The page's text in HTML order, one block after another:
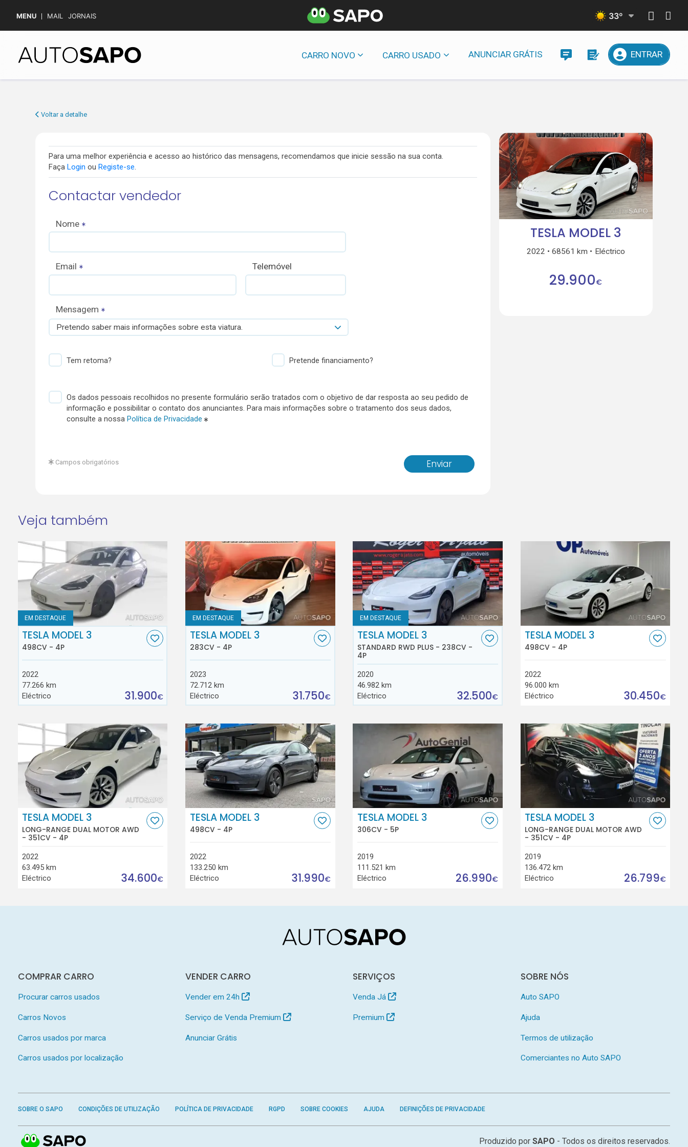
MENU MAIL JORNAIS 33º
CARRO NOVO CARRO USADO ANUNCIAR GRÁTIS ENTRAR
Voltar a detalhe
Para uma melhor experiência e acesso ao histórico das mensagens, recomendamos que inicie sessão na sua conta.
Faça Login ou Registe-se.
Contactar vendedor
Nome
Email Telemóvel
Mensagem
Pretendo saber mais informações sobre esta viatura.
Tem retoma? Pretende financiamento?
Os dados pessoais recolhidos no presente formulário serão tratados com o objetivo de dar resposta ao seu pedido de
informação e possibilitar o contato dos anunciantes. Para mais informações sobre o tratamento dos seus dados,
consulte a nossa Política de Privacidade
Enviar
Campos obrigatórios
TESLA MODEL 3
2022 68561 km Eléctrico
29.900€
Veja também
EM DESTAQUE
TESLA MODEL 3
498CV - 4P
2022
77.266 km
Eléctrico
31.900€
EM DESTAQUE
TESLA MODEL 3
283CV - 4P
2023
72.712 km
Eléctrico
31.750€
EM DESTAQUE
TESLA MODEL 3
STANDARD RWD PLUS - 238CV -
4P
2020
46.982 km
Eléctrico
32.500€
TESLA MODEL 3
498CV - 4P
2022
96.000 km
Eléctrico
30.450€
TESLA MODEL 3
LONG-RANGE DUAL MOTOR AWD
- 351CV - 4P
2022
63.495 km
Eléctrico
34.600€
TESLA MODEL 3
498CV - 4P
2022
133.250 km
Eléctrico
31.990€
TESLA MODEL 3
306CV - 5P
2019
111.521 km
Eléctrico
26.990€
TESLA MODEL 3
LONG-RANGE DUAL MOTOR AWD
- 351CV - 4P
2019
136.472 km
Eléctrico
26.799€
COMPRAR CARRO
Procurar carros usados
Carros Novos
Carros usados por marca
Carros usados por localização
VENDER CARRO
Vender em 24h
Serviço de Venda Premium
Anunciar Grátis
SERVIÇOS
Venda Já
Premium
SOBRE NÓS
Auto SAPO
Ajuda
Termos de utilização
Comerciantes no Auto SAPO
SOBRE O SAPO CONDIÇÕES DE UTILIZAÇÃO POLÍTICA DE PRIVACIDADE RGPD SOBRE COOKIES AJUDA DEFINIÇÕES DE PRIVACIDADE
Produzido porSAPO - Todos os direitos reservados.